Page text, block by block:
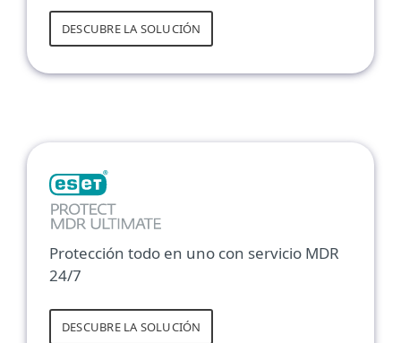
DESCUBRE LA SOLUCIÓN
Protección todo en uno con servicio MDR
24/7
DESCUBRE LA SOLUCIÓN